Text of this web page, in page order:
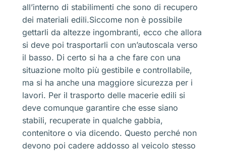
all’interno di stabilimenti che sono di recupero
dei materiali edili.Siccome non è possibile
gettarli da altezze ingombranti, ecco che allora
si deve poi trasportarli con un’autoscala verso
il basso. Di certo si ha a che fare con una
situazione molto più gestibile e controllabile,
ma si ha anche una maggiore sicurezza per i
lavori. Per il trasporto delle macerie edili si
deve comunque garantire che esse siano
stabili, recuperate in qualche gabbia,
contenitore o via dicendo. Questo perché non
devono poi cadere addosso al veicolo stesso